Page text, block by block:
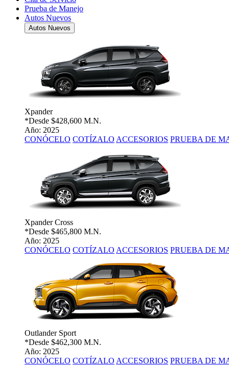
Prueba de Manejo
Autos Nuevos
Autos Nuevos
Xpander
*Desde $428,600 M.N.
Año: 2025
CONÓCELO COTÍZALO ACCESORIOS PRUEBA DE
Xpander Cross
*Desde $465,800 M.N.
Año: 2025
CONÓCELO COTÍZALO ACCESORIOS PRUEBA DE
Outlander Sport
*Desde $462,300 M.N.
Año: 2025
CONÓCELO COTÍZALO ACCESORIOS PRUEBA DE